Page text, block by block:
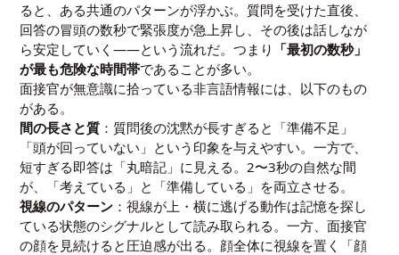
ると、ある共通のパターンが浮かぶ。質問を受けた直後、
回答の冒頭の数秒で緊張度が急上昇し、その後は話しなが
ら安定していく――という流れだ。つまり 「最初の数秒」
が最も危険な時間帯であることが多い。
面接官が無意識に拾っている非言語情報には、以下のもの
がある。
間の長さと質 ：質問後の沈黙が長すぎると「準備不足」
「頭が回っていない」という印象を与えやすい。一方で、
短すぎる即答は「丸暗記」に見える。2〜3秒の自然な間
が、「考えている」と「準備している」を両立させる。
視線のパターン ：視線が上・横に逃げる動作は記憶を探し
ている状態のシグナルとして読み取られる。一方、面接官
の顔を見続けると圧迫感が出る。顔全体に視線を置く「顔